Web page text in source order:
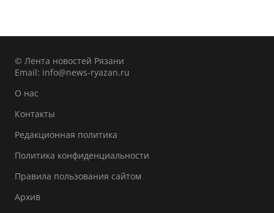
© Лента новостей Рязани
Email: info@news-ryazan.ru
О нас
Контакты
Редакционная политика
Политика конфиденциальности
Правила пользования сайтом
Архив